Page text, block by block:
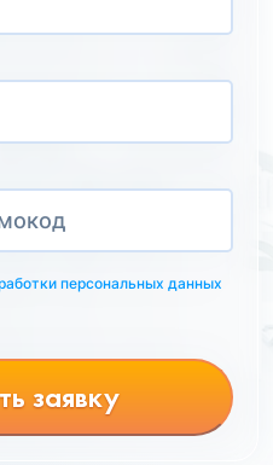
персональных данных
заявку